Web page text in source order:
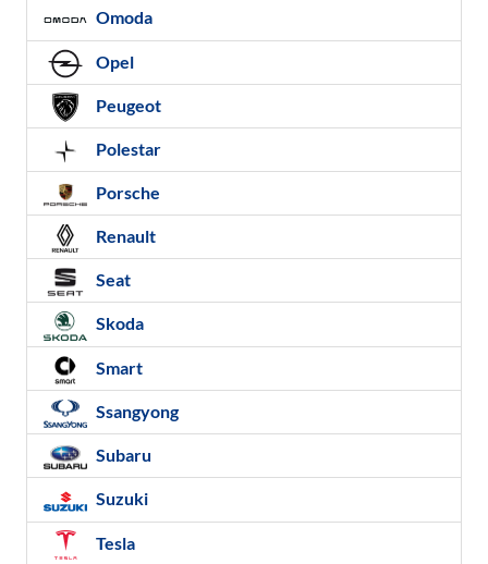
Omoda
Opel
Peugeot
Polestar
Porsche
Renault
Seat
Skoda
Smart
Ssangyong
Subaru
Suzuki
Tesla